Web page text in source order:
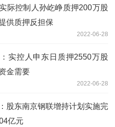
际控制人孙屹峥质押200万股
供质押反担保
2022-06-28
实控人申东日质押2550万股
金需要
2022-06-28
股东南京钢联增持计划实施完
亿元